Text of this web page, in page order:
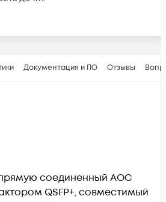
Документация и ПО Отзывы
соединенный AOC
QSFP+, совместимый